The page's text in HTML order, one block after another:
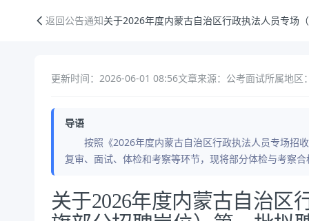
返回公告通知关于2026年度内蒙古自治区行政执法人员专场
更新时间：2026-06-01 08:56文章来源：公考面试所属地区
导语
按照《2026年度内蒙古自治区行政执法人员专场招
复审、面试、体检和考察等环节，现将部分体检与考
公告正文
关于2026年度内蒙古自治区